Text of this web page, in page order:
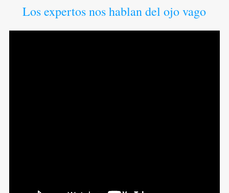
Los expertos nos hablan del ojo vago